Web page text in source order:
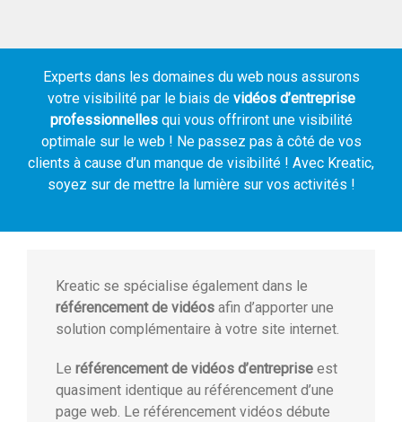
Experts dans les domaines du web nous assurons
votre visibilité par le biais de vidéos d’entreprise
professionnellesqui vous offriront une visibilité
optimale sur le web ! Ne passez pas à côté de vos
clients à cause d’un manque de visibilité ! Avec Kreatic,
soyez sur de mettre la lumière sur vos activités !
Kreatic se spécialise également dans le
référencement de vidéos afin d’apporter une
solution complémentaire à votre site internet.
Le référencement de vidéos d’entreprise est
quasiment identique au référencement d’une
page web. Le référencement vidéos débute